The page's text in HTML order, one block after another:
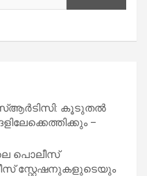
കൂടുതൽ
–
പൊലീസ്
സ്റ്റേഷനുകളുടെയും